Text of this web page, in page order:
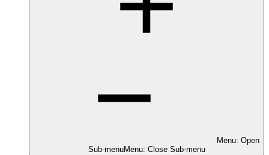
Menu: Open
Sub-menuMenu: Close Sub-menu